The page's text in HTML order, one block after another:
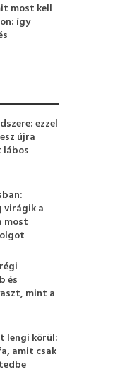
most kell
így
ezzel
újra
virágik a
most
és
mint a
lengi körül:
amit csak